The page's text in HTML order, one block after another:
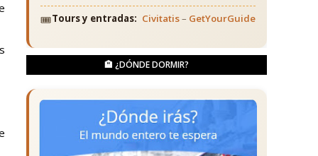
🎟️Tours y entradas: Civitatis– GetYourGuide
🏨 ¿DÓNDE DORMIR?